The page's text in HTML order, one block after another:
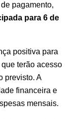
pagamento,
para 6 de
positiva para
terão acesso
previsto. A
financeira e
mensais.